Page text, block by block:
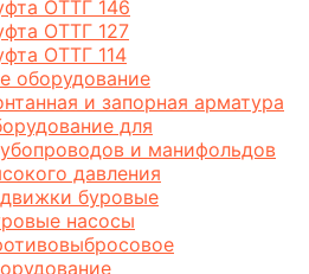
ОТТГ 146
ОТТГ 127
ОТТГ 114
оборудование
и запорная арматура
для
и манифольдов
давления
буровые
насосы